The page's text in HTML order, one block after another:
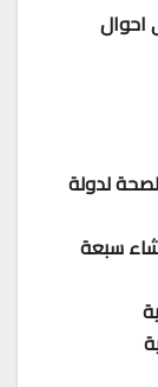
احوال
لدولة
سبعة